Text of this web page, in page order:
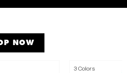
NOW
3 Colors